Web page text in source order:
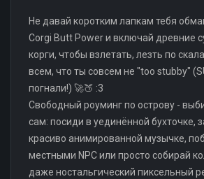
Не давай коротким лапкам тебя
Corgi Butt Power и включай древние
корги, чтобы взлетать, лезть по
всем, что ты совсем не "too stubby"
погнали!) 🚀🍑 :3
Свободный роуминг по острову -
сам: посиди в уединённой бухточке,
красиво анимированной музычке,
местными NPC или просто собирай
даже ностальгический пиксельный